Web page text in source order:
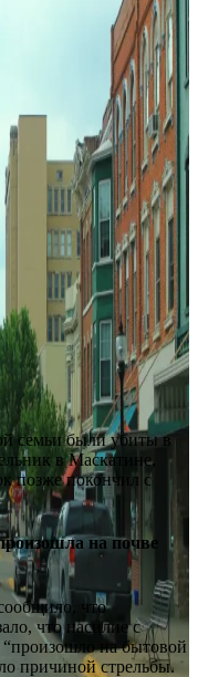
семьи были убиты в
в Маскатине,
позже покончил с
на почве
что
что насилие с
на бытовой
причиной стрельбы.